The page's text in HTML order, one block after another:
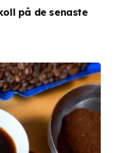
på de senaste